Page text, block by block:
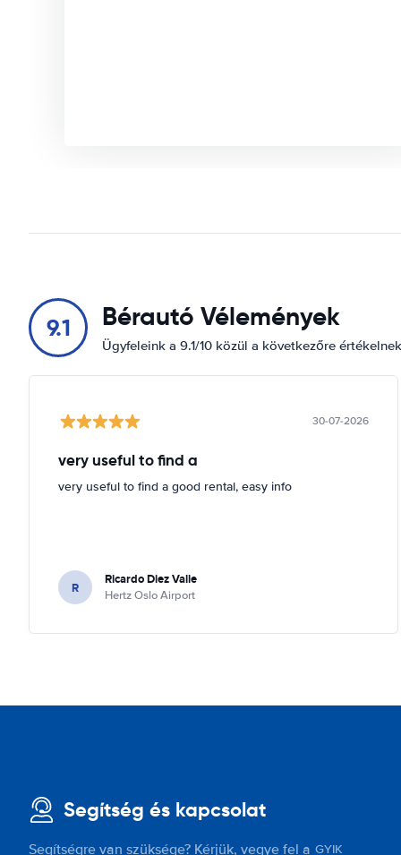
9.1 Bérautó Vélemények
Ügyfeleink a 9.1/10 közül a következőre
30-07-2026
very useful to find a
very useful to find a good rental, easy info
R Ricardo Diez Valle
Hertz Oslo Airport
Segítség és kapcsolat
Segítségre van szüksége? Kérjük, vegye fel a GYIK